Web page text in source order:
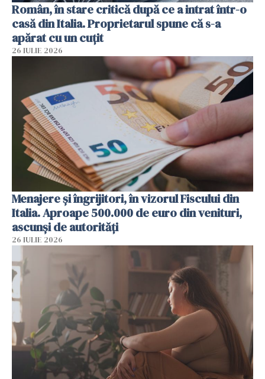
Român, în stare critică după ce a intrat într-o
casă din Italia. Proprietarul spune că s-a
apărat cu un cuțit
26 IULIE 2026
Menajere și îngrijitori, în vizorul Fiscului din
Italia. Aproape 500.000 de euro din venituri,
ascunși de autorități
26 IULIE 2026